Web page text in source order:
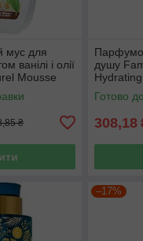
мус для
ванілі і олії
Mousse
ml
₴
душу
Готово
308,18
–17%